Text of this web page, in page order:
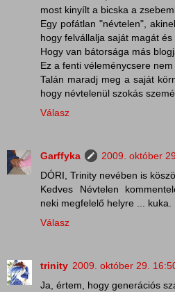
most kinyílt a bicska a
Egy pofátlan "névtelen",
hogy felvállalja saját magát
Hogy van bátorsága más
Ez a fenti véleménycsere nem
Talán maradj meg a saját
hogy névtelenül szokás
Válasz
Garffyka
2009. október
DÓRI, Trinity nevében is
Kedves Névtelen
neki megfelelő helyre ... kuka.
Válasz
trinity 2009. október 29.
Ja, értem, hogy generációs